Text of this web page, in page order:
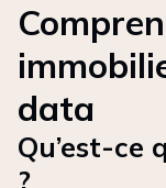
data
Qu’est-ce
?